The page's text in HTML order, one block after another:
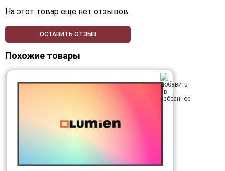
На этот товар еще нет отзывов.
ОСТАВИТЬ ОТЗЫВ
Похожие товары